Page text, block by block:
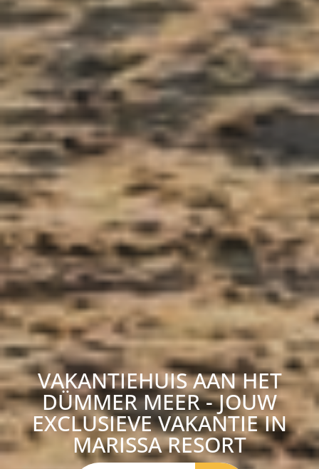
VAKANTIEHUIS AAN HET
DÜMMER MEER - JOUW
EXCLUSIEVE VAKANTIE IN
MARISSA RESORT